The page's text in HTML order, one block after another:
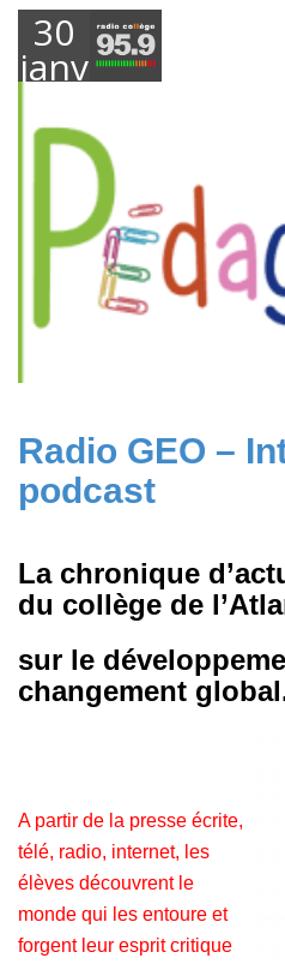
30
janvier
Radio GEO –
podcast
La chronique
du collège de
sur le
changement
A partir de la presse écrite,
télé, radio, internet, les
élèves découvrent le
monde qui les entoure et
forgent leur esprit critique